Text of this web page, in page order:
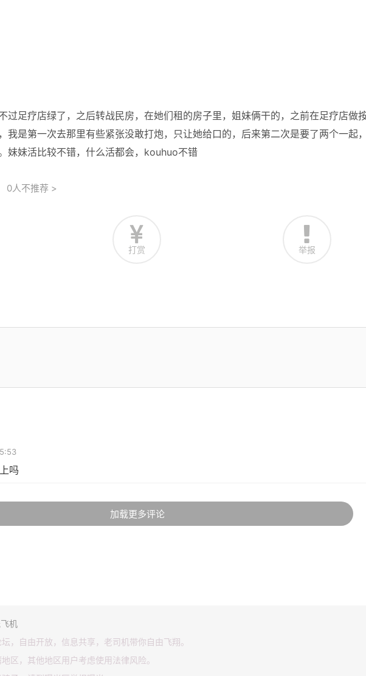
过足疗店绿了，之后转战民房，在她们租的房子里，姐妹俩干的，之前在足疗店做
我是第一次去那里有些紧张没敢打炮，只让她给口的，后来第二次是要了两个一起
妹妹活比较不错，什么活都会，kouhuo不错
0人不推荐 >
打赏 举报
吗
加载更多评论
机
，自由开放，信息共享，老司机带你自由飞翔。
区，其他地区用户考虑使用法律风险。